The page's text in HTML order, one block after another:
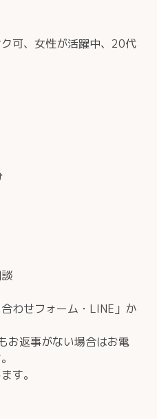
可、女性が活躍中、20代
わせフォーム・LINE」か
お返事がない場合はお電
す。